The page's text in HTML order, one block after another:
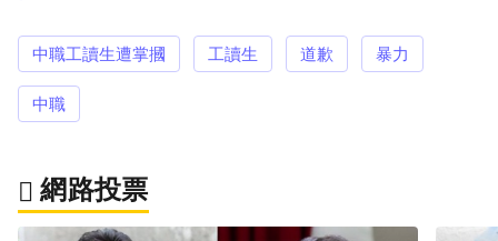
中職工讀生遭掌摑 工讀生 道歉 暴力
中職
網路投票